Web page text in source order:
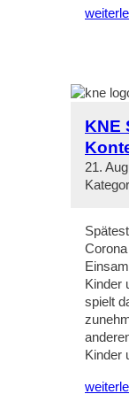
KNE
21.
Kinder
spielt
Kinder